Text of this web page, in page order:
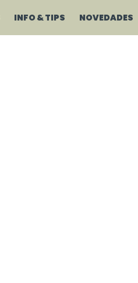
INFO & TIPS NOVEDADES